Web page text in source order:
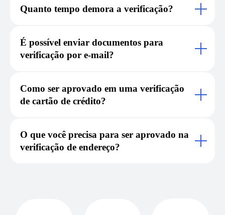
Quanto tempo demora a verificação?
É possível enviar documentos para
verificação por e-mail?
Como ser aprovado em uma verificação
de cartão de crédito?
O que você precisa para ser aprovado na
verificação de endereço?